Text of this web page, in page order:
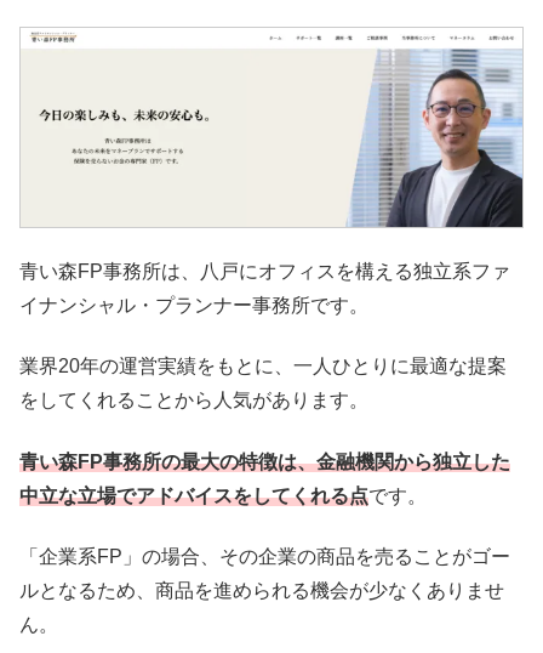
青い森FP事務所は、八戸にオフィスを構える独立系ファ
イナンシャル・プランナー事務所です。
業界20年の運営実績をもとに、一人ひとりに最適な提案
をしてくれることから人気があります。
青い森FP事務所の最大の特徴は、金融機関から独立した
中立な立場でアドバイスをしてくれる点です。
「企業系FP」の場合、その企業の商品を売ることがゴー
ルとなるため、商品を進められる機会が少なくありませ
ん。